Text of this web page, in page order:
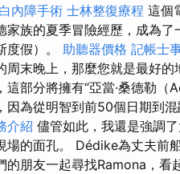
白內障手術 士林整復療程 這個
家族的夏季冒險經歷，成為
度假）。 助聽器價格 記帳士
周末晚上，那麼您就是最好的
這部分將擁有“亞當·桑德勒（
因為從明智到前50個日期到
介紹 儘管如此，我還是強調
場的面孔。 Dédike為丈夫前
的朋友一起尋找Ramona，看